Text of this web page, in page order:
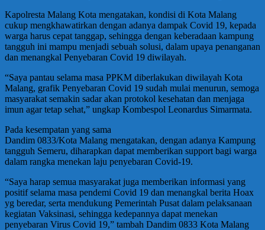
Kapolresta Malang Kota mengatakan, kondisi di Kota Malang
cukup mengkhawatirkan dengan adanya dampak Covid 19, kepada
warga harus cepat tanggap, sehingga dengan keberadaan kampung
tangguh ini mampu menjadi sebuah solusi, dalam upaya penanganan
dan menangkal Penyebaran Covid 19 diwilayah.
“Saya pantau selama masa PPKM diberlakukan diwilayah Kota
Malang, grafik Penyebaran Covid 19 sudah mulai menurun, semoga
masyarakat semakin sadar akan protokol kesehatan dan menjaga
imun agar tetap sehat,” ungkap Kombespol Leonardus Simarmata.
Pada kesempatan yang sama
Dandim 0833/Kota Malang mengatakan, dengan adanya Kampung
tangguh Semeru, diharapkan dapat memberikan support bagi warga
dalam rangka menekan laju penyebaran Covid-19.
“Saya harap semua masyarakat juga memberikan informasi yang
positif selama masa pendemi Covid 19 dan menangkal berita Hoax
yg beredar, serta mendukung Pemerintah Pusat dalam pelaksanaan
kegiatan Vaksinasi, sehingga kedepannya dapat menekan
penyebaran Virus Covid 19,” tambah Dandim 0833 Kota Malang